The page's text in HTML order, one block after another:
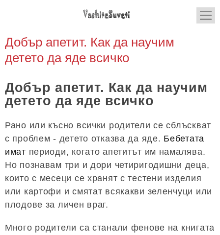
Добър апетит. Как да научим
детето да яде всичко
Добър апетит. Как да научим
детето да яде всичко
Рано или късно всички родители се сблъскват
с проблем - детето отказва да яде. Бебетата
имат периоди, когато апетитът им намалява.
Но познавам три и дори четиригодишни деца,
които с месеци се хранят с тестени изделия
или картофи и смятат всякакви зеленчуци или
плодове за личен враг.
Много родители са станали фенове на книгата